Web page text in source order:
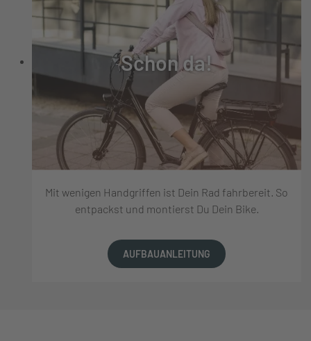
Schon da!
Mit wenigen Handgriffen ist Dein Rad fahrbereit. So
entpackst und montierst Du Dein Bike.
AUFBAUANLEITUNG